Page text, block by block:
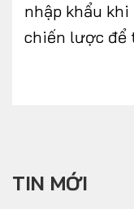
nhập khẩu
chiến lược để
TIN MỚI